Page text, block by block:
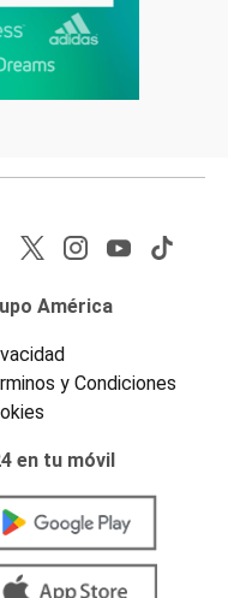
América
y Condiciones
en tu móvil